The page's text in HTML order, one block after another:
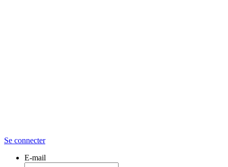
Se connecter
E-mail